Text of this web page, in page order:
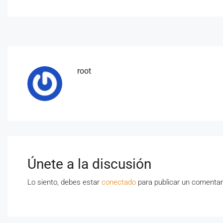
root
Únete a la discusión
Lo siento, debes estar conectado para publicar un